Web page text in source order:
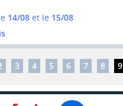
14/08et le 15/08
3 4 5 6 7 8 9